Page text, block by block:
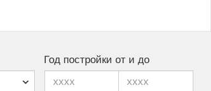
Год постройки от и до